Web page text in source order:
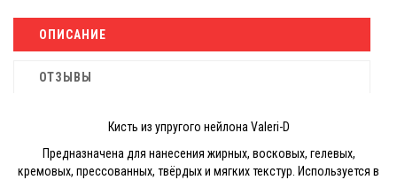
ОПИСАНИЕ
ОТЗЫВЫ
Кисть из упругого нейлона Valeri-D
Предназначена для нанесения жирных, восковых, гелевых,
кремовых, прессованных, твёрдых и мягких текстур. Используется в